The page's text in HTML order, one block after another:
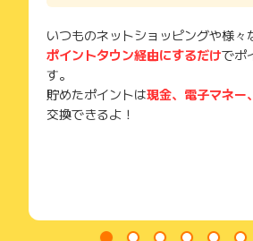
いつものネットショッピングや様々
ポイントタウン経由にするだけでポ
す。
貯めたポイントは現金、電子マネー
交換できるよ！